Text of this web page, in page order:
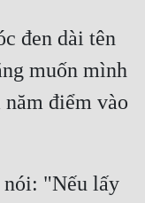
đen dài tên
muốn mình
điểm vào
nói: "Nếu lấy